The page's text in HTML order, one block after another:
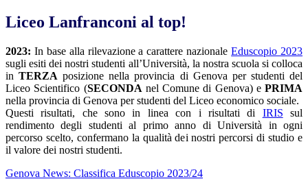
Liceo Lanfranconi al top!
2023: In base alla rilevazione a carattere nazionaleEduscopio 2023
sugli esiti dei nostri studenti all’Università, la nostra scuola si colloca
inTERZA posizione nella provincia di Genova per studenti del
Liceo Scientifico (SECONDA nel Comune di Genova) e PRIMA
nella provincia di Genova per studenti del Liceo economico sociale.
Questi risultati, che sono in linea con i risultati di IRIS sul
rendimento degli studenti al primo anno di Università in ogni
percorso scelto, confermano la qualità dei nostri percorsi di studio e
il valore dei nostri studenti.
Genova News: Classifica Eduscopio 2023/24